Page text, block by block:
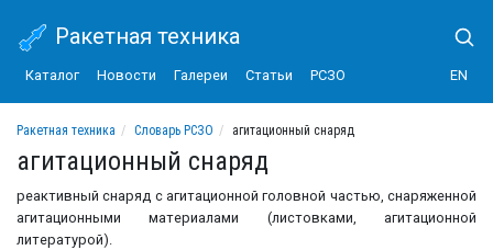
Ракетная техника
Каталог Новости Галереи Статьи РСЗО EN
Ракетная техника Словарь РСЗО агитационный снаряд
агитационный снаряд
реактивный снаряд с агитационной головной частью, снаряженной
агитационными материалами (листовками, агитационной
литературой).